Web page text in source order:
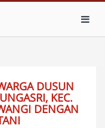
DUSUN
KEC.
DENGAN